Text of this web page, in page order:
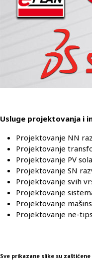
Usluge projektovanja i
Projektovanje NN
Projektovanje
Projektovanje PV
Projektovanje SN
Projektovanje svih
Projektovanje
Projektovanje
Projektovanje ne-
Sve prikazane slike su